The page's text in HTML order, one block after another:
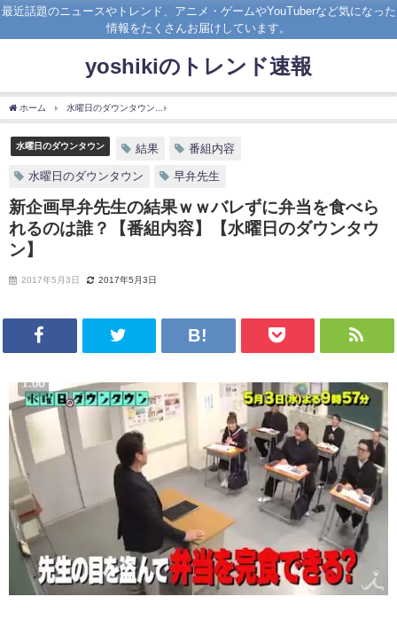
最近話題のニュースやトレンド、アニメ・ゲームやYouTuberなど気になった
情報をたくさんお届けしています。
yoshikiのトレンド速報
ホーム 水曜日のダウンタウン
水曜日のダウンタウン 結果 番組内容
水曜日のダウンタウン 早弁先生
新企画早弁先生の結果ｗｗバレずに弁当を食べら
れるのは誰？【番組内容】【水曜日のダウンタウ
ン】
2017年5月3日 2017年5月3日